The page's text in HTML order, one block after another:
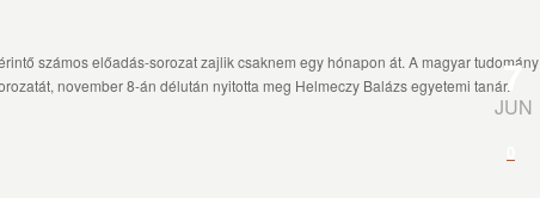
számos előadás-sorozat zajlik csaknem egy hónapon át. A magyar tudomány
november 8-án délután nyitotta meg Helmeczy Balázs egyetemi tanár.7
JUN